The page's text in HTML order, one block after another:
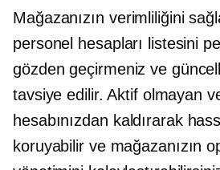
Mağazanızın verimliliğini
personel hesapları listesini
gözden geçirmeniz ve
tavsiye edilir. Aktif olmayan
hesabınızdan kaldırarak
koruyabilir ve mağazanızın